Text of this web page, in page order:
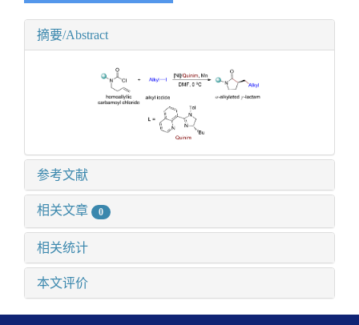
摘要/Abstract
参考文献
相关文章 0
相关统计
本文评价